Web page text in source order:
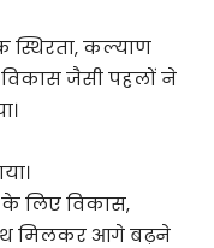
स्थिरता, कल्याण
जैसी पहलों ने
के लिए विकास,
मिलकर आगे बढ़ने